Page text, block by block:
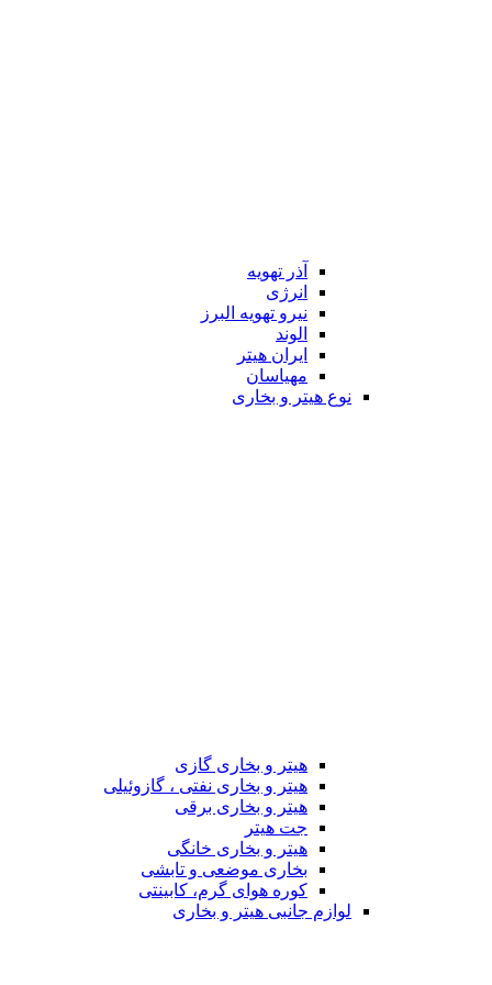
نیرو تهویه البرز
ایران هیتر
نوع هیتر و بخاری
هیتر و بخاری گازی
هیتر و بخاری نفتی ، گازوئیلی
هیتر و بخاری برقی
جت هیتر
هیتر و بخاری خانگی
بخاری موضعی و تابشی
کوره هوای گرم، کابینتی
لوازم جانبی هیتر و بخاری